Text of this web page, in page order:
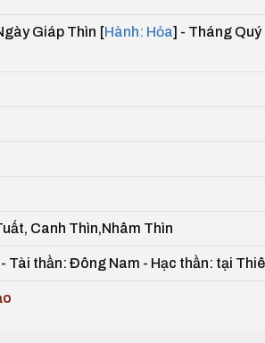
Giáp Thìn [Hành: Hỏa] - Tháng Quý
Canh Thìn,Nhâm Thìn
Tài thần: Đông Nam - Hạc thần: tại